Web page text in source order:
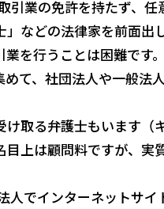
引業の免許を持たず、任
などの法律家を前面出
を行うことは困難です
て、社団法人や一般法
取る弁護士もいます（
上は顧問料ですが、実
人でインターネットサ